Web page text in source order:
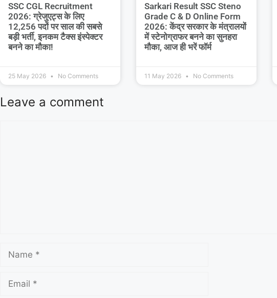
SSC CGL Recruitment
2026: ग्रेजुएट्स के लिए
12,256 पदों पर साल की सबसे
बड़ी भर्ती, इनकम टैक्स इंस्पेक्टर
बनने का मौका!
25 May 2026 No Comments
Sarkari Result SSC Steno
Grade C & D Online Form
2026: केंद्र सरकार के मंत्रालयों
में स्टेनोग्राफर बनने का सुनहरा
मौका, आज ही भरें फॉर्म
11 May 2026 No Comments
Leave a comment